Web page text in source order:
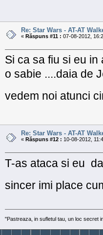
Re: Star Wars - AT-AT
« Răspuns #11 : 07-08-2012,
Si ca sa fiu si eu
o sabie ....daia de
vedem noi atunci
Re: Star Wars - AT-AT
« Răspuns #12 : 10-08-2012,
T-as ataca si eu
sincer imi place
"Pastreaza, in sufletul tau, un loc secret